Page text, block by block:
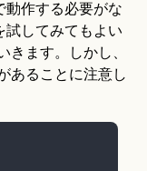
動作する必要がな
試してみてもよい
きます。しかし、
あることに注意し